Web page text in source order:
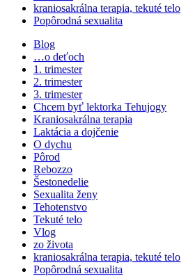
kraniosakrálna terapia, tekuté telo
Popôrodná sexualita
Blog
…o deťoch
1. trimester
2. trimester
3. trimester
Chcem byť lektorka Tehujogy
Kraniosakrálna terapia
Laktácia a dojčenie
O dychu
Pôrod
Rebozzo
Šestonedelie
Sexualita ženy
Tehotenstvo
Tekuté telo
Vlog
zo života
kraniosakrálna terapia, tekuté telo
Popôrodná sexualita